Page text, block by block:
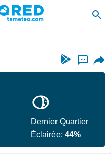
...
Dernier Quartier
Éclairée:44%